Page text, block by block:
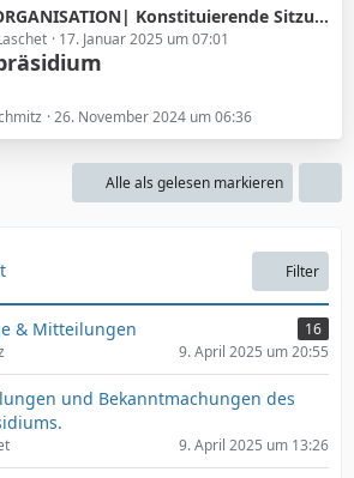
Konstituierende Sitzung des 2. bayrischen Landtags
17. Januar 2025 um 07:01
26. November 2024 um 06:36
Alle als gelesen markieren
Filter
& Mitteilungen
16
9. April 2025 um 20:55
und Bekanntmachungen des
9. April 2025 um 13:26